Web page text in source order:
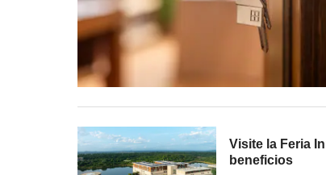
Visite la Feria
beneficios